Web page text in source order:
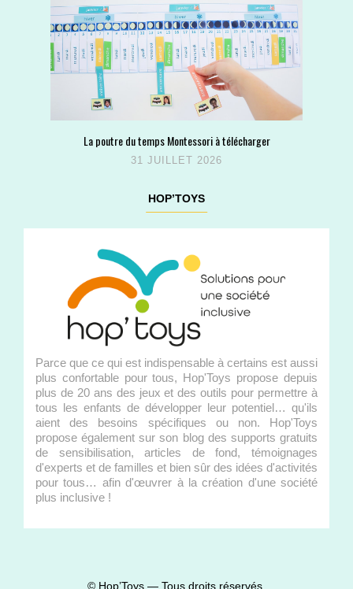
La poutre du temps Montessori à télécharger
31 JUILLET 2026
HOP’TOYS
Parce que ce qui est indispensable à certains est aussi
plus confortable pour tous, Hop'Toys propose depuis
plus de 20 ans des jeux et des outils pour permettre à
tous les enfants de développer leur potentiel… qu'ils
aient des besoins spécifiques ou non. Hop'Toys
propose également sur son blog des supports gratuits
de sensibilisation, articles de fond, témoignages
d'experts et de familles et bien sûr des idées d'activités
pour tous… afin d'œuvrer à la création d'une société
plus inclusive !
© Hop’Toys — Tous droits réservés.